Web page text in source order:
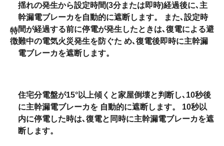
特
徴
揺れの発生から設定時間(3分または即時)経過後に､主
幹漏電ブレーカを自動的に遮断します。 また､設定時
間が経過する前に停電が発生したときは､復電による避
難中の電気火災発生を防ぐた め､復電後即時に主幹漏
電ブレーカを遮断します。
住宅分電盤が15°以上傾くと家屋倒壊と判断し､10秒後
に主幹漏電ブレーカを 自動的に遮断します。 10秒以
内に停電した時は､復電と同時に主幹漏電ブレーカを遮
断します。